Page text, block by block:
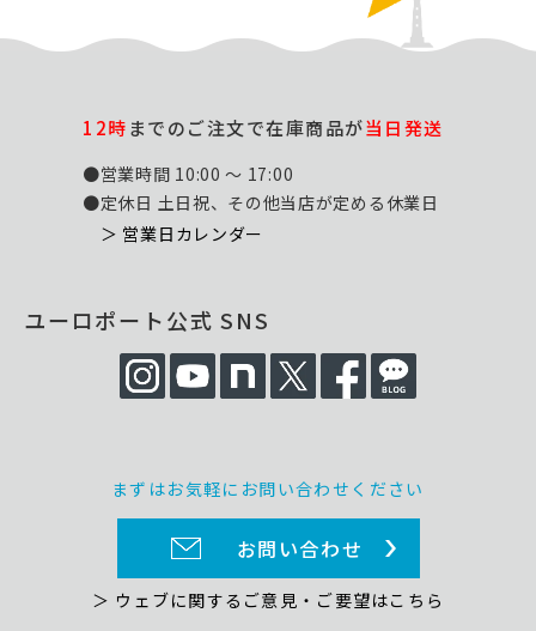
12時までのご注文で在庫商品が当日発送
●営業時間 10:00 ～ 17:00
●定休日 土日祝、その他当店が定める休業日
＞ 営業日カレンダー
ユーロポート公式 SNS
まずはお気軽にお問い合わせください
お問い合わせ
＞ ウェブに関するご意見・ご要望はこちら